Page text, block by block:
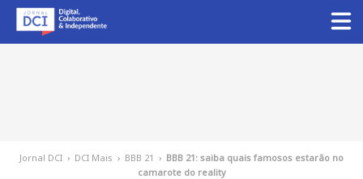
Jornal DCI › DCI Mais › BBB 21 › BBB 21: saiba quais famosos estarão no
camarote do reality